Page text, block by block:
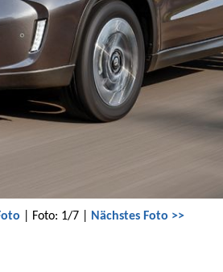
| Foto: 1/7 |
Nächstes Foto >>